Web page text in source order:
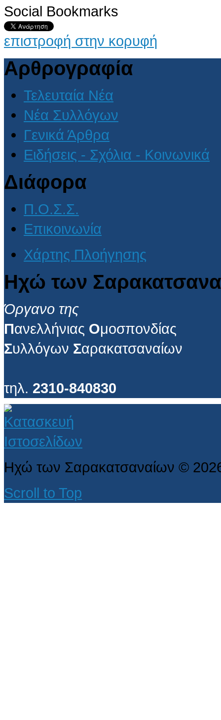
Social Bookmarks
επιστροφή στην κορυφή
Αρθρογραφία
Τελευταία Νέα
Νέα Συλλόγων
Γενικά Άρθρα
Ειδήσεις - Σχόλια - Κοινωνικά
Διάφορα
Π.Ο.Σ.Σ.
Επικοινωνία
Χάρτης Πλοήγησης
Ηχώ των
Όργανο της
Πανελλήνιας Ομοσπονδίας
Συλλόγων Σαρακατσαναίων
τηλ. 2310-840830
Ηχώ των Σαρακατσαναίων ©
Scroll to Top